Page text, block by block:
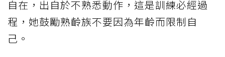
自在，出自於不熟悉動作，這是訓練必經過
程，她鼓勵熟齡族不要因為年齡而限制自
己。